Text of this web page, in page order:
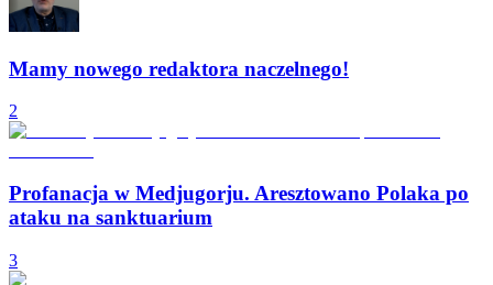
Mamy nowego redaktora naczelnego!
2
Profanacja w Medjugorju. Aresztowano Polaka po
ataku na sanktuarium
3